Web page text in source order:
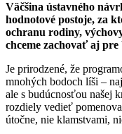
Väčšina ústavného
hodnotové postoje, za
ochranu rodiny,
chceme zachovať aj pre
Je prirodzené, že
mnohých bodoch líši –
ale s budúcnosťou našej
rozdiely vedieť
útočne, nie klamstvami,